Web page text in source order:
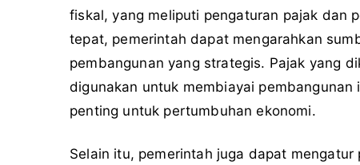
fiskal, yang meliputi pengaturan pajak dan
tepat, pemerintah dapat mengarahkan
pembangunan yang strategis. Pajak yang
digunakan untuk membiayai
penting untuk pertumbuhan ekonomi.
Selain itu, pemerintah juga dapat